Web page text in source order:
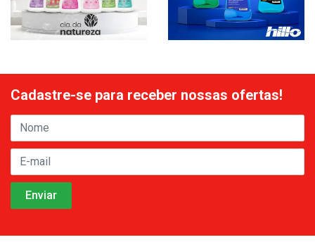
Cadastre-se para receber nossas ofertas!